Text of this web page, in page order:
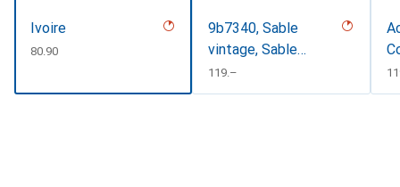
Ivoire
CHF
80.90
9b7340, Sable
vintage, Sable
vintage - Couture
CHF
119.–